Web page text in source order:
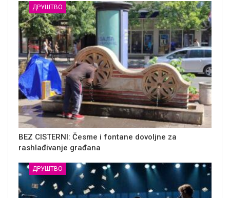
ДРУШТВО
BEZ CISTERNI: Česme i fontane dovoljne za
rashlađivanje građana
ДРУШТВО